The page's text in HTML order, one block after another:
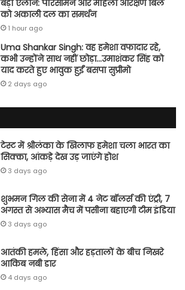
बड़ा ऐलान: परिसीमन और महिला आरक्षण बिल
को अकाली दल का समर्थन
1 hour ago
Uma Shankar Singh: वह हमेशा वफादार रहे,
कभी उन्होंने साथ नहीं छोड़ा…उमाशंकर सिंह को
याद करते हुए भावुक हुईं बसपा सुप्रीमो
2 days ago
टेस्ट में श्रीलंका के खिलाफ हमेशा चला भारत का
सिक्का, आंकड़े देख उड़ जाएंगे होश
3 days ago
शुभमन गिल की सेना में 4 नेट बॉलर्स की एंट्री, 7
अगस्त से अभ्यास मैच में पसीना बहाएगी टीम इंडिया
3 days ago
आतंकी हमले, हिंसा और हड़तालों के बीच निखरे
आकिब नबी डार
4 days ago